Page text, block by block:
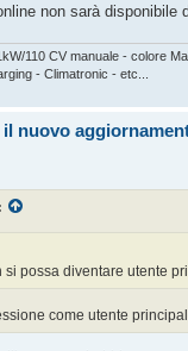
non sarà disponibile
110 CV manuale - colore
- Climatronic - etc...
nuovo
si possa diventare utente
come utente